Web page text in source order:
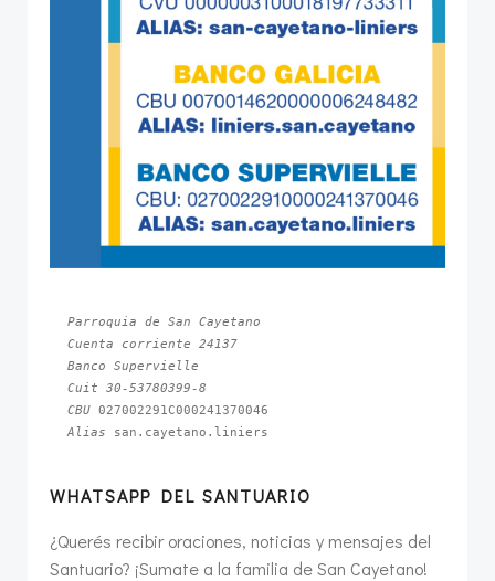
Parroquia de San Cayetano
Cuenta corriente 24137
Banco Supervielle
Cuit 30-53780399-8
CBU
Alias san.cayetano.liniers
WHATSAPP DEL SANTUARIO
¿Querés recibir oraciones, noticias y mensajes del
Santuario? ¡Sumate a la familia de San Cayetano!